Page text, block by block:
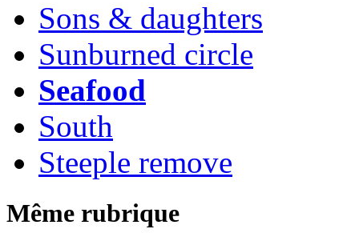
Sons & daughters
Sunburned circle
Seafood
South
Steeple remove
Même rubrique